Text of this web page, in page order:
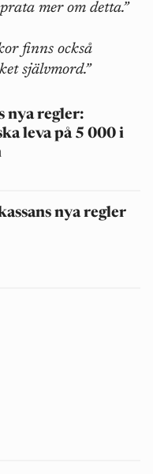
mer om detta.”
finns också
självmord.”
nya regler:
leva på 5 000 i
nya regler